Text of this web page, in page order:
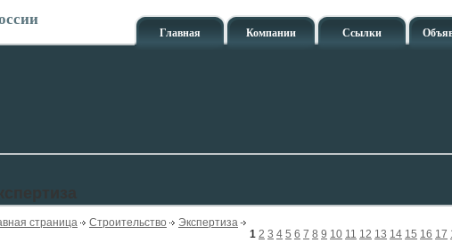
Главная Компании Ссылки
страница Строительство
Экспертиза
1 2 3 4 5 6 7 8 9 10 11 12 13 14 15 16 17